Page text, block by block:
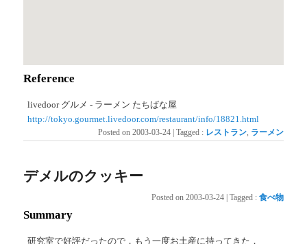
Reference
livedoor グルメ - ラーメン たちばな屋
http://tokyo.gourmet.livedoor.com/restaurant/info/18821.html
Posted on 2003-03-24 | Tagged : レストラン, ラーメン
デメルのクッキー
Posted on 2003-03-24 Tagged : 食べ物
Summary
研究室で好評だったので，もう一度お土産に持ってきた．